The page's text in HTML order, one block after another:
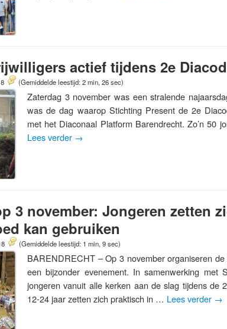
actief tijdens 2e
(Gemiddelde leestijd: 2 min, 26 sec)
Zaterdag 3 november was een stralende
was de dag waarop Stichting Present de 2e
met het Diaconaal Platform Barendrecht. Zo’n 50
Lees verder →
3 november: Jongeren zetten
kan gebruiken
(Gemiddelde leestijd: 1 min, 9 sec)
BARENDRECHT – Op 3 november organiseren
een bijzonder evenement. In samenwerking met
jongeren vanuit alle kerken aan de slag tijdens de
12-24 jaar zetten zich praktisch in … Lees verder →